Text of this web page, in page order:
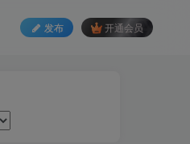
发布 开通会员